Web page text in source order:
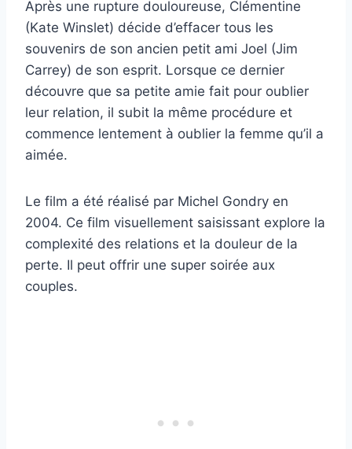
Après une rupture douloureuse, Clémentine
(Kate Winslet) décide d’effacer tous les
souvenirs de son ancien petit ami Joel (Jim
Carrey) de son esprit. Lorsque ce dernier
découvre que sa petite amie fait pour oublier
leur relation, il subit la même procédure et
commence lentement à oublier la femme qu’il a
aimée.
Le film a été réalisé par Michel Gondry en
2004. Ce film visuellement saisissant explore la
complexité des relations et la douleur de la
perte. Il peut offrir une super soirée aux
couples.